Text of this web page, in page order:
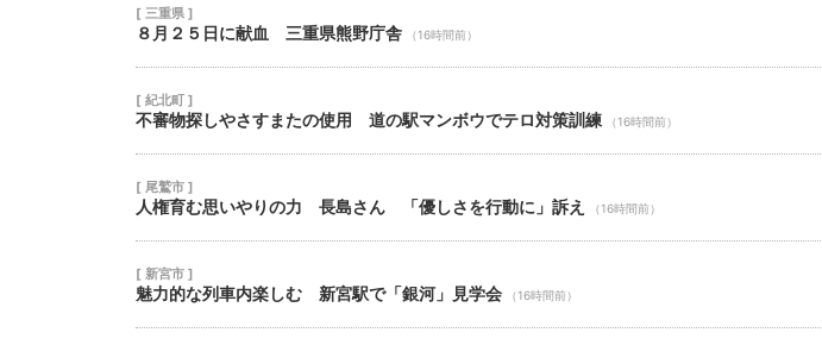
[ 三重県 ]
８月２５日に献血 三重県熊野庁舎 （16時間前）
[ 紀北町 ]
不審物探しやさすまたの使用 道の駅マンボウでテロ対策訓練 （16時間前）
[ 尾鷲市 ]
人権育む思いやりの力 長島さん 「優しさを行動に」訴え （16時間前）
[ 新宮市 ]
魅力的な列車内楽しむ 新宮駅で「銀河」見学会 （16時間前）